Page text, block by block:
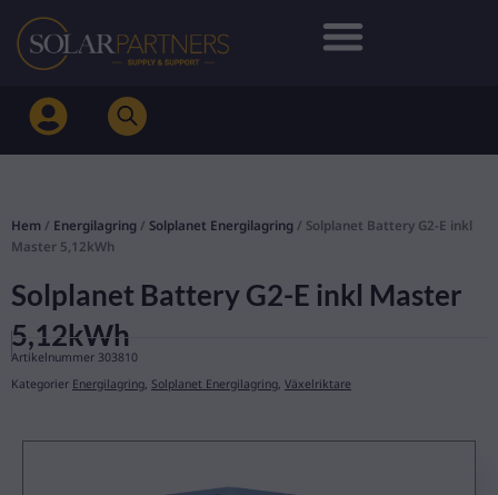
Hoppa
innehåll
Hem / Energilagring / Solplanet Energilagring / Solplanet Battery G2-E inkl
Master 5,12kWh
Solplanet Battery G2-E inkl Master
5,12kWh
Artikelnummer 303810
Kategorier Energilagring, Solplanet Energilagring, Växelriktare